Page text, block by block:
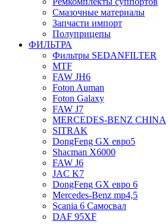
Смазочные материалы
Запчасти импорт
Полуприцепы
ФИЛЬТРА
Фильтры SEDANFILTER
MTF
FAW JH6
Foton Auman
Foton Galaxy
FAW J7
MERCEDES-BENZ CHINA
SITRAK
DongFeng GX евро5
Shacman X6000
FAW J6
JAC K7
DongFeng GX евро 6
Mercedes-Benz mp4,5
Scania 6 Самосвал
DAF 95XF